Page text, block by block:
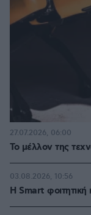
Το μέλλον της
27.07.2026, 06:00
Η Smart φοιτητική
03.08.2026, 10:56